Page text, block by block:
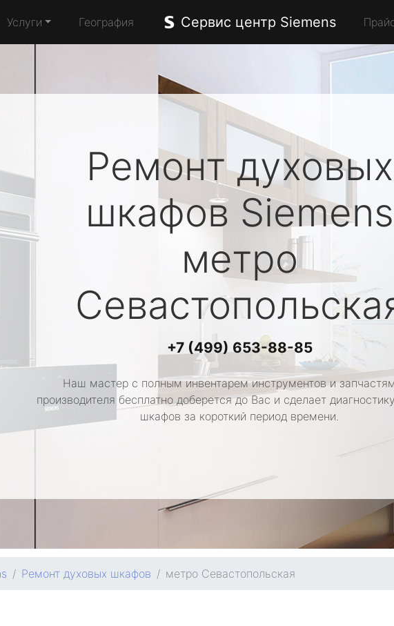
Услуги География Сервис центр Siemens
Ремонт духовых
шкафов Siemens
метро
+7 (499) 653-88-85
Наш мастер с полным инвентарем инструментов и
производителя бесплатно доберется до Вас и сделает
шкафов за короткий период времени.
Ремонт духовых шкафов метро Севастопольская